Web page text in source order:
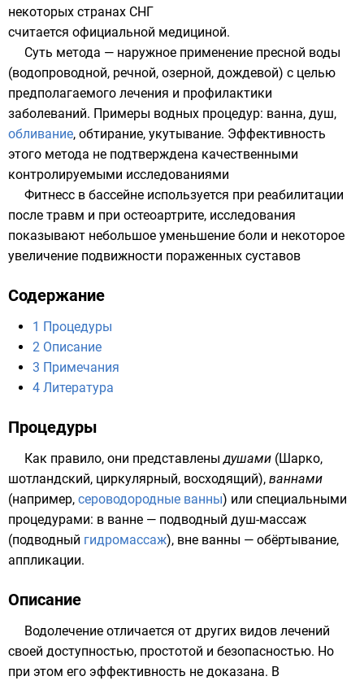
некоторых странах СНГ
считается официальной медициной.
Суть метода — наружное применение пресной воды
(водопроводной, речной, озерной, дождевой) с целью
предполагаемого лечения и профилактики
заболеваний. Примеры водных процедур: ванна, душ,
обливание, обтирание, укутывание. Эффективность
этого метода не подтверждена качественными
контролируемыми исследованиями
Фитнесс в бассейне используется при реабилитации
после травм и при остеоартрите, исследования
показывают небольшое уменьшение боли и некоторое
увеличение подвижности пораженных суставов
Содержание
1 Процедуры
2 Описание
3 Примечания
4 Литература
Процедуры
Как правило, они представленыдушами (Шарко,
шотландский, циркулярный, восходящий), ваннами
(например, сероводородные ванны) или специальными
процедурами: в ванне — подводный душ-массаж
(подводный гидромассаж), вне ванны — обёртывание,
аппликации.
Описание
Водолечение отличается от других видов лечений
своей доступностью, простотой и безопасностью. Но
при этом его эффективность не доказана. В